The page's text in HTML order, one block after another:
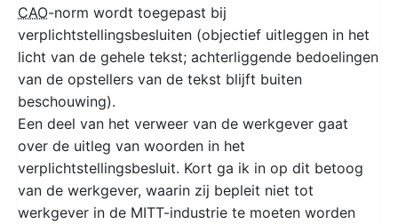
CAO-norm wordt toegepast bij
verplichtstellingsbesluiten (objectief uitleggen in het
licht van de gehele tekst; achterliggende bedoelingen
van de opstellers van de tekst blijft buiten
beschouwing).
Een deel van het verweer van de werkgever gaat
over de uitleg van woorden in het
verplichtstellingsbesluit. Kort ga ik in op dit betoog
van de werkgever, waarin zij bepleit niet tot
werkgever in de MITT-industrie te moeten worden